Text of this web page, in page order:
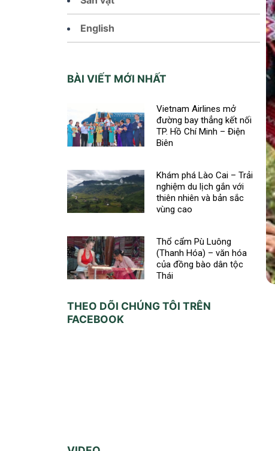
English
BÀI VIẾT MỚI NHẤT
Vietnam Airlines mở
đường bay thẳng kết nối
TP. Hồ Chí Minh – Điện
Biên
Khám phá Lào Cai – Trải
nghiệm du lịch gắn với
thiên nhiên và bản sắc
vùng cao
Thổ cẩm Pù Luông
(Thanh Hóa) – văn hóa
của đồng bào dân tộc
Thái
THEO DÕI CHÚNG TÔI TRÊN
FACEBOOK